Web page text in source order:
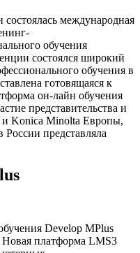
международная
обучения
состоялся широкий
обучения в
готовящаяся к
он-лайн обучения
представительства и
Konica Minolta Европы,
представляла
Develop MPlus
платформа LMS3